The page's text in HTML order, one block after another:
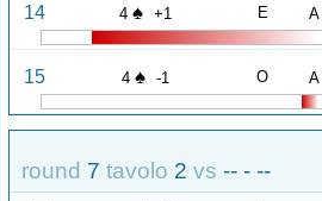
14 4 ♠ +1 E A
15 4 ♠ -1 O A
round 7 tavolo 2 vs -- - --